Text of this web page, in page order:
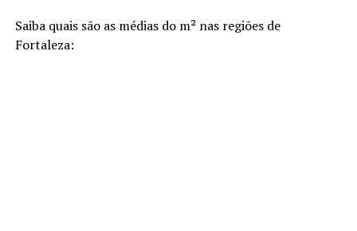
Saiba quais são as médias do m² nas regiões de
Fortaleza: